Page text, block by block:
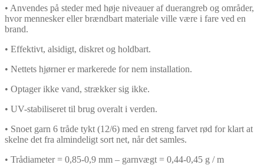
• Anvendes på steder med høje niveauer af duerangreb og områder,
hvor mennesker eller brændbart materiale ville være i fare ved en
brand.
• Effektivt, alsidigt, diskret og holdbart.
• Nettets hjørner er markerede for nem installation.
• Optager ikke vand, strækker sig ikke.
• UV-stabiliseret til brug overalt i verden.
• Snoet garn 6 tråde tykt (12/6) med en streng farvet rød for klart at
skelne det fra almindeligt sort net, når det samles.
• Trådiameter = 0,85-0,9 mm – garnvægt = 0,44-0,45 g / m